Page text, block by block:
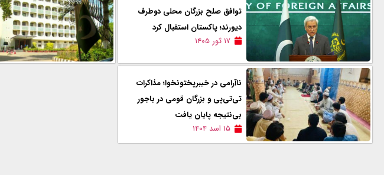
توافق صلح بزرگان محلی دوطرف
دیورند؛ پاکستان استقبال کرد
۱۷ ثور ۱۴۰۵
ناآرامی در خیبرپختونخوا؛ مذاکرات
تی‌تی‌پی و بزرگان قومی در باجور
بی‌نتیجه پایان یافت
۱۵ اسد ۱۴۰۴